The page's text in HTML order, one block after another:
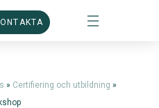
» Certifiering och utbildning »